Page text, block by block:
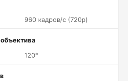
960 кадров/c (720p)
120°